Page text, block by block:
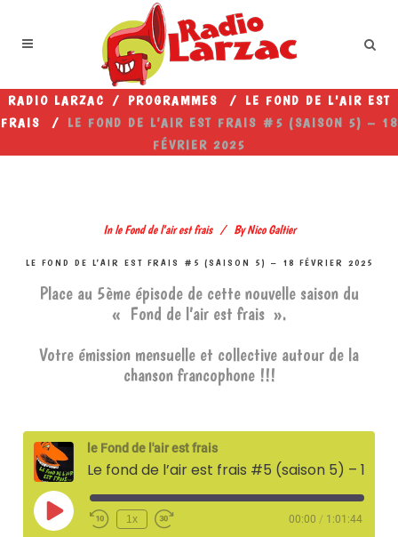
RADIO LARZAC / PROGRAMMES / LE FOND DE L'AIR EST
FRAIS
/ LE FOND DE L’AIR EST FRAIS #5 (SAISON 5) – 18
FÉVRIER 2025
In le Fond de l'air est frais By Nico Galtier
LE FOND DE L’AIR EST FRAIS #5 (SAISON 5) – 18 FÉVRIER 2025
Place au 5ème épisode de cette nouvelle saison du
« Fond de l’air est frais ».
Votre émission mensuelle et collective autour de la
chanson francophone !!!
le Fond de l'air est frais
Play
Episode
1x 00:00 / 1:01:44